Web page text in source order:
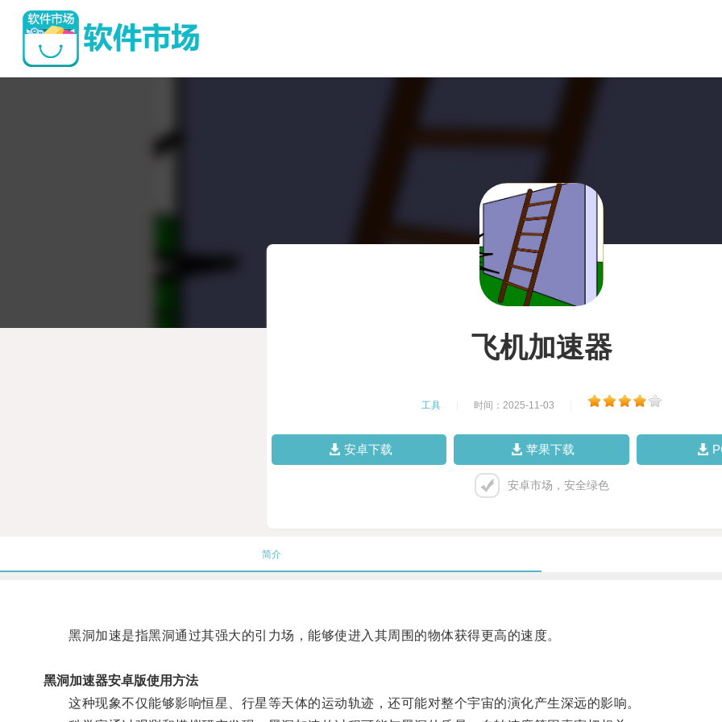
飞机加速器
工具 时间：2025-11-03
安卓下载 苹果下载
安卓市场，安全绿色
简介
黑洞加速是指黑洞通过其强大的引力场，能够使进入其周围的物体获得更高的速度。
黑洞加速器安卓版使用方法
这种现象不仅能够影响恒星、行星等天体的运动轨迹，还可能对整个宇宙的演化产生深远的影响。